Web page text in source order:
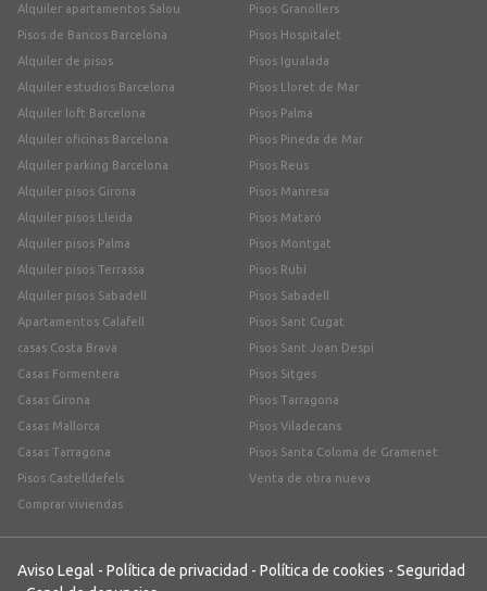
Alquiler apartamentos Salou
Pisos de Bancos Barcelona
Alquiler de pisos
Alquiler estudios Barcelona
Alquiler loft Barcelona
Alquiler oficinas Barcelona
Alquiler parking Barcelona
Alquiler pisos Girona
Alquiler pisos Lleida
Alquiler pisos Palma
Alquiler pisos Terrassa
Alquiler pisos Sabadell
Apartamentos Calafell
casas Costa Brava
Casas Formentera
Casas Girona
Casas Mallorca
Casas Tarragona
Pisos Castelldefels
Comprar viviendas
Pisos Granollers
Pisos Hospitalet
Pisos Igualada
Pisos Lloret de Mar
Pisos Palma
Pisos Pineda de Mar
Pisos Reus
Pisos Manresa
Pisos Mataró
Pisos Montgat
Pisos Rubí
Pisos Sabadell
Pisos Sant Cugat
Pisos Sant Joan Despí
Pisos Sitges
Pisos Tarragona
Pisos Viladecans
Pisos Santa Coloma de Gramenet
Venta de obra nueva
Aviso Legal - Política de privacidad - Política de cookies - Seguridad